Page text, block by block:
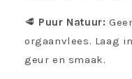
🥩 Puur Natuur:
orgaanvlees. Laag
geur en smaak.